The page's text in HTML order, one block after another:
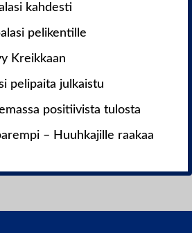
kahdesti
pelikentille
Kreikkaan
pelipaita julkaistu
positiivista tulosta
– Huuhkajille raakaa